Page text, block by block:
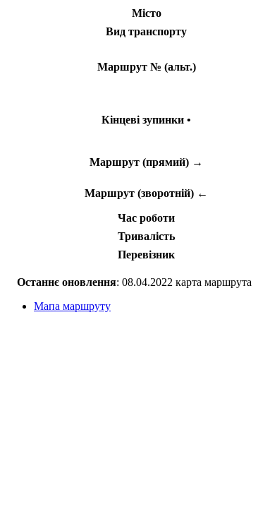
Місто
Вид транспорту
Маршрут № (альт.)
Кінцеві зупинки •
Маршрут (прямий) →
Маршрут (зворотній) ←
Час роботи
Тривалість
Перевізник
Останнє оновлення: 08.04.2022 карта маршрута
Мапа маршруту